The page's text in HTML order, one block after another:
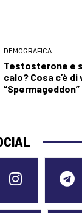
DEMOGRAFICA
Testosterone e
calo? Cosa c’è
“Spermageddon”